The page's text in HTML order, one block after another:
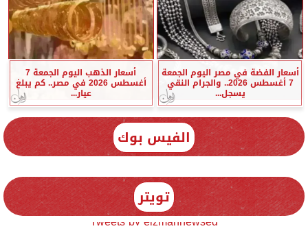
أسعار الفضة في مصر اليوم الجمعة
7 أغسطس 2026.. والجرام النقي
يسجل...
أسعار الذهب اليوم الجمعة 7
أغسطس 2026 في مصر.. كم يبلغ
عيار...
الفيس بوك
تويتر
Tweets by elzmannewseg